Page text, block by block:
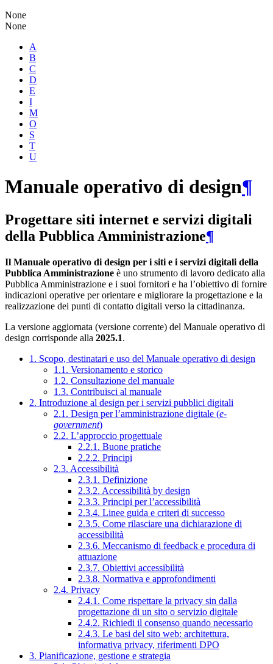
None
None
A
B
C
D
E
I
M
O
S
T
U
Manuale operativo di design¶
Progettare siti internet e servizi digitali
della Pubblica Amministrazione¶
Il Manuale operativo di design per i siti e i servizi digitali della
Pubblica Amministrazione è uno strumento di lavoro dedicato alla
Pubblica Amministrazione e i suoi fornitori e ha l’obiettivo di fornire
indicazioni operative per orientare e migliorare la progettazione e la
realizzazione dei punti di contatto digitali verso la cittadinanza.
La versione aggiornata (versione corrente) del Manuale operativo di
design corrisponde alla 2025.1.
1. Scopo, destinatari e uso del Manuale operativo di design
1.1. Versionamento e storico
1.2. Consultazione del manuale
1.3. Contribuisci al manuale
2. Introduzione al design per i servizi pubblici digitali
2.1. Design per l’amministrazione digitale (e-
government)
2.2. L’approccio progettuale
2.2.1. Buone pratiche
2.2.2. Principi
2.3. Accessibilità
2.3.1. Definizione
2.3.2. Accessibilità by design
2.3.3. Principi per l’accessibilità
2.3.4. Linee guida e criteri di successo
2.3.5. Come rilasciare una dichiarazione di
accessibilità
2.3.6. Meccanismo di feedback e procedura di
attuazione
2.3.7. Obiettivi accessibilità
2.3.8. Normativa e approfondimenti
2.4. Privacy
2.4.1. Come rispettare la privacy sin dalla
progettazione di un sito o servizio digitale
2.4.2. Richiedi il consenso quando necessario
2.4.3. Le basi del sito web: architettura,
informativa privacy, riferimenti DPO
3. Pianificazione, gestione e strategia